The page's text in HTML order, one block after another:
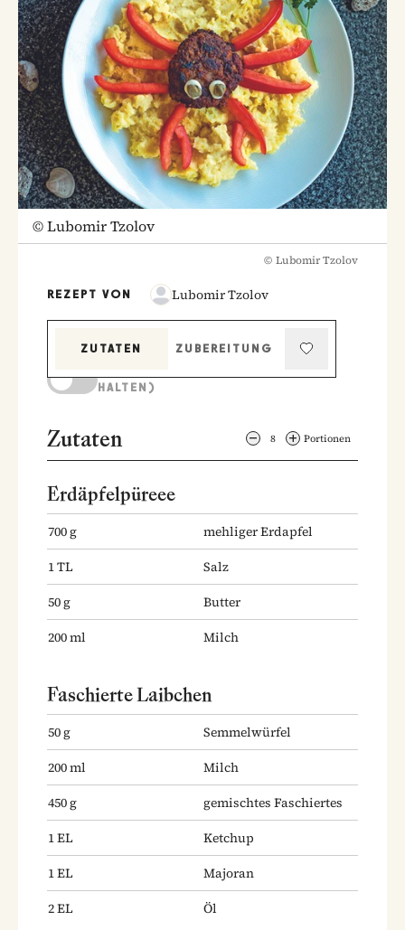
©Lubomir Tzolov
© Lubomir Tzolov
REZEPT VON Lubomir Tzolov
ZUTATEN
ZUBEREITUNG
HALTEN)
Zutaten 8 Portionen
Erdäpfelpüreee
700g
mehliger Erdapfel
1TL
Salz
50g
Butter
200ml Milch
Faschierte Laibchen
50g
Semmelwürfel
200ml
Milch
450g
gemischtes Faschiertes
1EL
Ketchup
1EL
Majoran
2EL Öl